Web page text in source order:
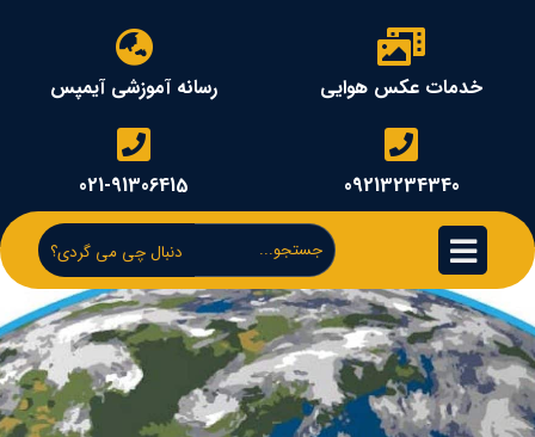
خدمات عکس هوایی
09213234340
رسانه آموزشی آیمپس
021-91306415
دنبال چی می گردی؟